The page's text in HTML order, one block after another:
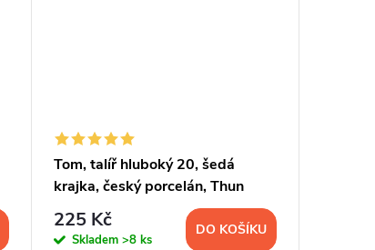
Tom, talíř hluboký 20, šedá
krajka, český porcelán, Thun
225 Kč
Skladem >8 ks
DO KOŠÍKU